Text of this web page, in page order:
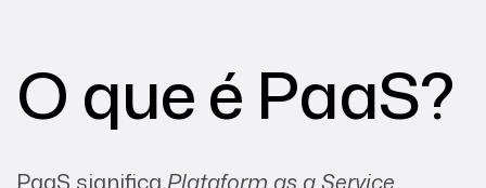
O que é PaaS?
PaaS significa Plataform as a Service.